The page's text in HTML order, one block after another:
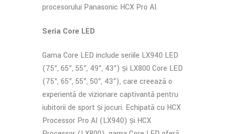
procesorului Panasonic HCX Pro AI.
Seria Core LED
Gama Core LED include seriile LX940 LED
(75”, 65”, 55”, 49”, 43”) și LX800 Core LED
(75”, 65”, 55”, 50”, 43”), care creează o
experiență de vizionare captivantă pentru
iubitorii de sport și jocuri. Echipată cu HCX
Processor Pro AI (LX940) și HCX